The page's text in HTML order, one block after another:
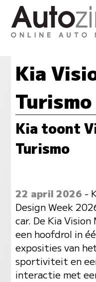
Kia
Turismo
Kia toont
Turismo
22 april 2026 -
Design Week
car. De Kia
een hoofdrol in
exposities van
sportiviteit en
interactie met